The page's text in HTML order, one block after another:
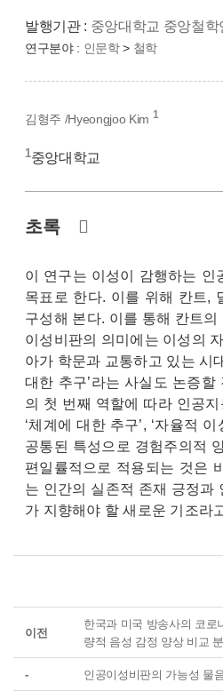
발행기관 : 중앙대학교 중앙철학
연구분야 : 인문학> 철학
김형주 /Hyeongjoo Kim 1
1중앙대학교
초록
이 연구는 이성이 감행하는
목표로 한다. 이를 위해 칸트,
구성해 본다. 이를 통해 칸트
이성비판의 의미에는 이성의
아가 학문과 교통하고 있는 시
대한 추구’라는 사실도 논증
의 첫 번째 역할에 따라 인공
‘체계에 대한 추구’, ‘자율적
공통된 특성으로 경험주의적
편일률적으로 적용되는 것은
는 인간의 실존적 존재 긍정과
가 지향해야 할 새로운 기조라
이전
한국과 미국 방송사의 코로
량적 음성 감정 양상 비교
- 인공이성비판의 가능성 물